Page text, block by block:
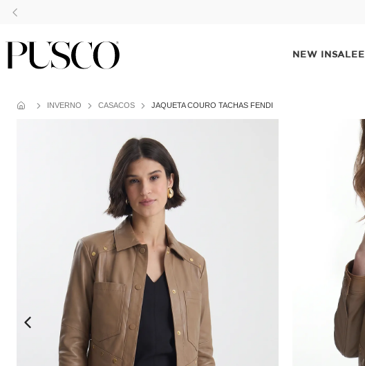
Pague no pix com 5% de
NEW IN SALE
INVERNO CASACOS JAQUETA COURO TACHAS FENDI